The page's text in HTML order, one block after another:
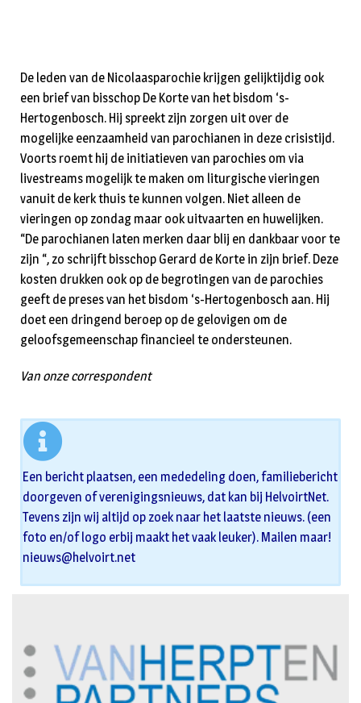
De leden van de Nicolaasparochie krijgen gelijktijdig ook
een brief van bisschop De Korte van het bisdom ‘s-
Hertogenbosch. Hij spreekt zijn zorgen uit over de
mogelijke eenzaamheid van parochianen in deze crisistijd.
Voorts roemt hij de initiatieven van parochies om via
livestreams mogelijk te maken om liturgische vieringen
vanuit de kerk thuis te kunnen volgen. Niet alleen de
vieringen op zondag maar ook uitvaarten en huwelijken.
“De parochianen laten merken daar blij en dankbaar voor te
zijn “, zo schrijft bisschop Gerard de Korte in zijn brief. Deze
kosten drukken ook op de begrotingen van de parochies
geeft de preses van het bisdom ‘s-Hertogenbosch aan. Hij
doet een dringend beroep op de gelovigen om de
geloofsgemeenschap financieel te ondersteunen.
Van onze correspondent
Een bericht plaatsen, een mededeling doen, familiebericht
doorgeven of verenigingsnieuws, dat kan bij HelvoirtNet.
Tevens zijn wij altijd op zoek naar het laatste nieuws. (een
foto en/of logo erbij maakt het vaak leuker). Mailen maar!
nieuws@helvoirt.net